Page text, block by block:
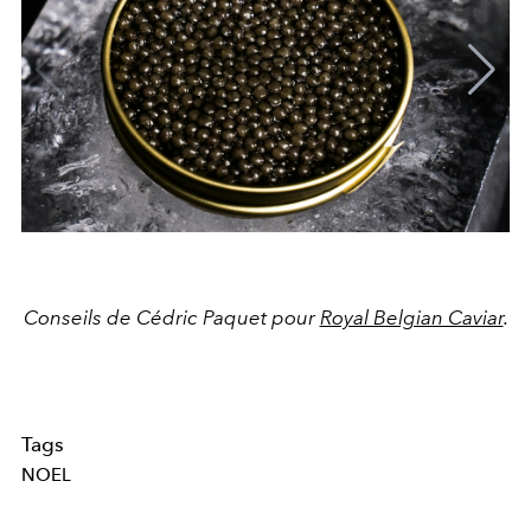
Conseils de Cédric Paquet pourRoyal Belgian Caviar.
Tags
NOEL